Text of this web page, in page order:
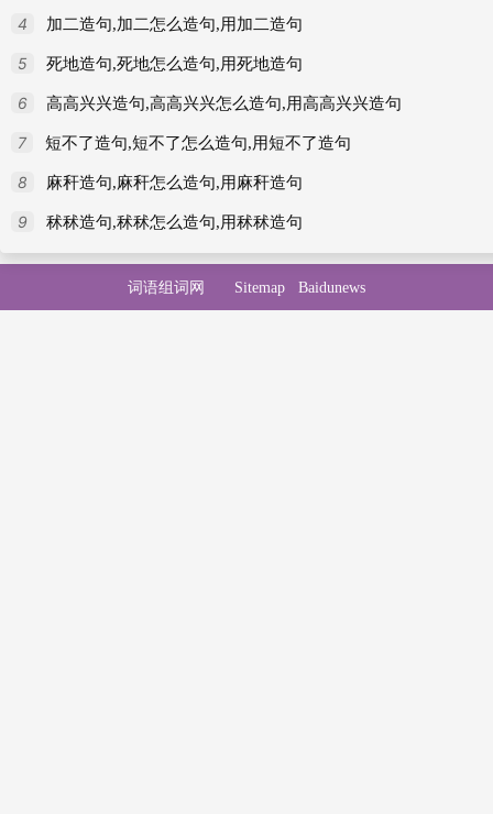
4 加二造句,加二怎么造句,用加二造句
5 死地造句,死地怎么造句,用死地造句
6 高高兴兴造句,高高兴兴怎么造句,用高高兴兴造句
7 短不了造句,短不了怎么造句,用短不了造句
8 麻秆造句,麻秆怎么造句,用麻秆造句
9 秫秫造句,秫秫怎么造句,用秫秫造句
词语组词网 Sitemap Baidunews